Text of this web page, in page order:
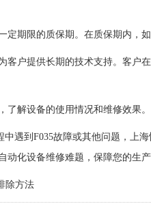
定期限的质保期。在质保期内，
客户提供长期的技术支持。客户
了解设备的使用情况和维修效果
中遇到F035故障或其他问题，上
动化设备维修难题，保障您的生
除方法